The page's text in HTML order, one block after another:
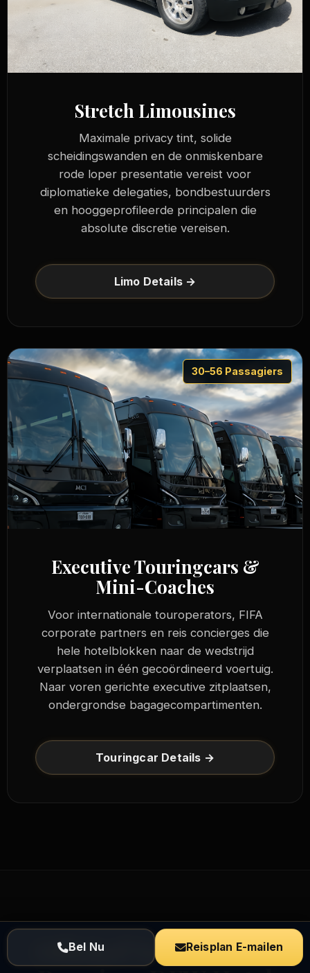
Stretch Limousines
Maximale privacy tint, solide
scheidingswanden en de onmiskenbare
rode loper presentatie vereist voor
diplomatieke delegaties, bondbestuurders
en hooggeprofileerde principalen die
absolute discretie vereisen.
Limo Details →
30–56 Passagiers
Executive Touringcars &
Mini-Coaches
Voor internationale touroperators, FIFA
corporate partners en reis concierges die
hele hotelblokken naar de wedstrijd
verplaatsen in één gecoördineerd voertuig.
Naar voren gerichte executive zitplaatsen,
ondergrondse bagagecompartimenten.
Touringcar Details →
Officieel Vervoer voor
Bel Nu Reisplan E-mailen